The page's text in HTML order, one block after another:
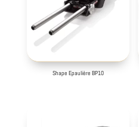
Shape Epaulière BP10